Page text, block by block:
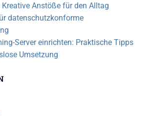
Kreative Anstöße für den Alltag
datenschutzkonforme
Server einrichten: Praktische Tipps
Umsetzung